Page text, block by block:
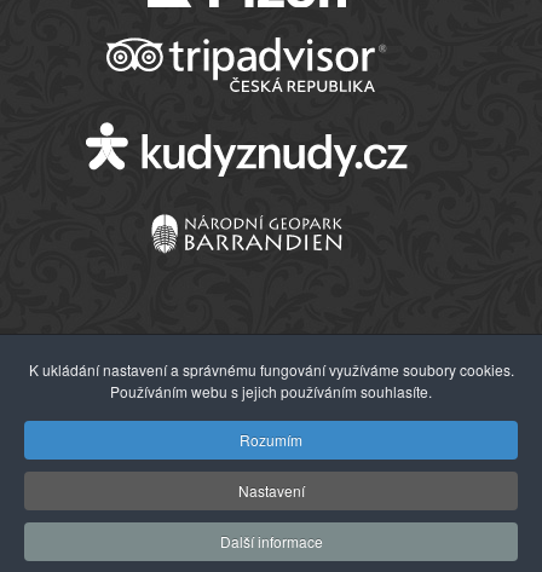
© 2026 Západočeské muzeum v Plzni
Webdesign:Agionet s.r.o.
K ukládání nastavení a správnému fungování využíváme soubory cookies.
Používáním webu s jejich používáním souhlasíte.
Rozumím
Nastavení
Další informace